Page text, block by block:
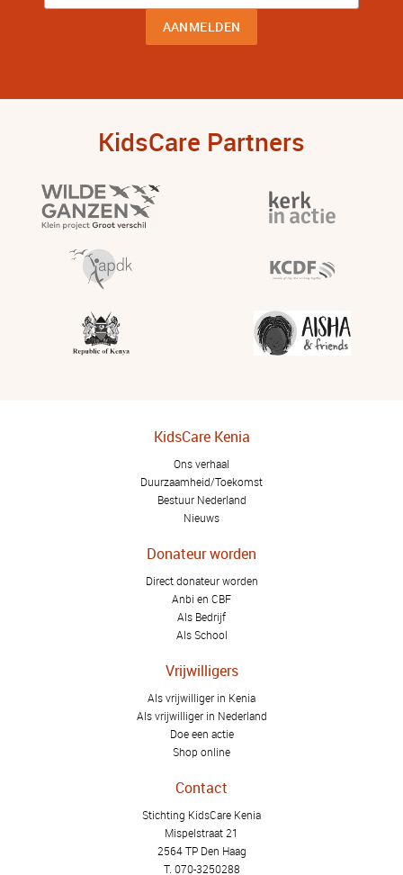
KidsCare Partners
KidsCare Kenia
Ons verhaal
Duurzaamheid/Toekomst
Bestuur Nederland
Nieuws
Donateur worden
Direct donateur worden
Anbi en CBF
Als Bedrijf
Als School
Vrijwilligers
Als vrijwilliger in Kenia
Als vrijwilliger in Nederland
Doe een actie
Shop online
Contact
Stichting KidsCare Kenia
Mispelstraat 21
2564 TP Den Haag
T. 070-3250288